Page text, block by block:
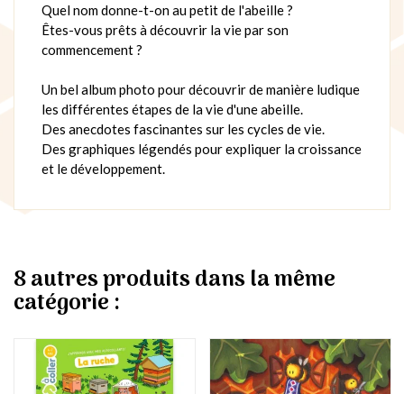
Quel nom donne-t-on au petit de l'abeille ?
Êtes-vous prêts à découvrir la vie par son
commencement ?
Un bel album photo pour découvrir de manière ludique
les différentes étapes de la vie d'une abeille.
Des anecdotes fascinantes sur les cycles de vie.
Des graphiques légendés pour expliquer la croissance
et le développement.
8 autres produits dans la même
catégorie :